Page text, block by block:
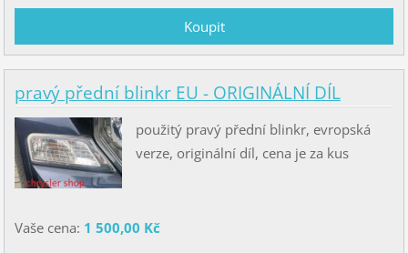
pravý přední blinkr EU - ORIGINÁLNÍ DÍL
použitý pravý přední blinkr, evropská
verze, originální díl, cena je za kus
Vaše cena: 1 500,00 Kč